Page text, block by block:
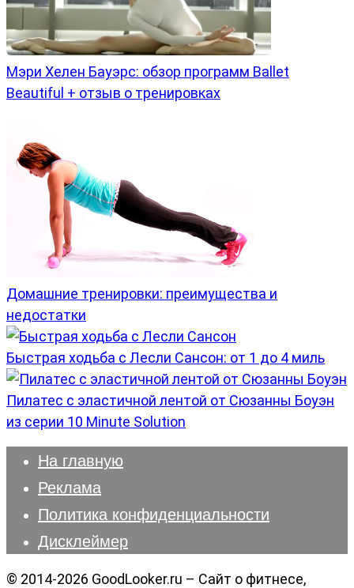
Мэри Хелен Бауэрс: обзор программ Ballet
Beautiful + отзыв о тренировках
Домашние тренировки: преимущества и
недостатки
Быстрая ходьба с Лесли Сансон: от 1 до 4 миль
Пилатес с эластичной лентой от Сюзанны Боуэн
из серии 10 Minute Solution
На главную
Реклама
Политика конфиденциальности
Дисклеймер
© 2014-2026 GoodLooker.ru – Сайт о фитнесе,